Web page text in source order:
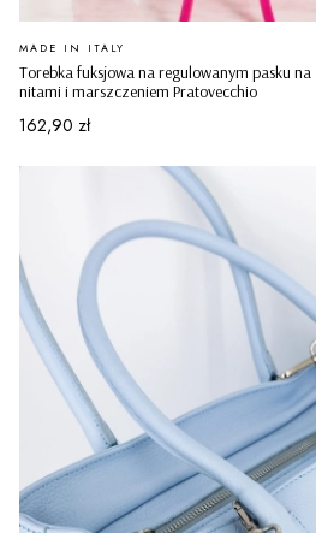
Torebka fuksjowa na regulowanym pasku na
nitami i marszczeniem Pratovecchio
PRODUCENT
MADE IN ITALY
Cena
162,90 zł